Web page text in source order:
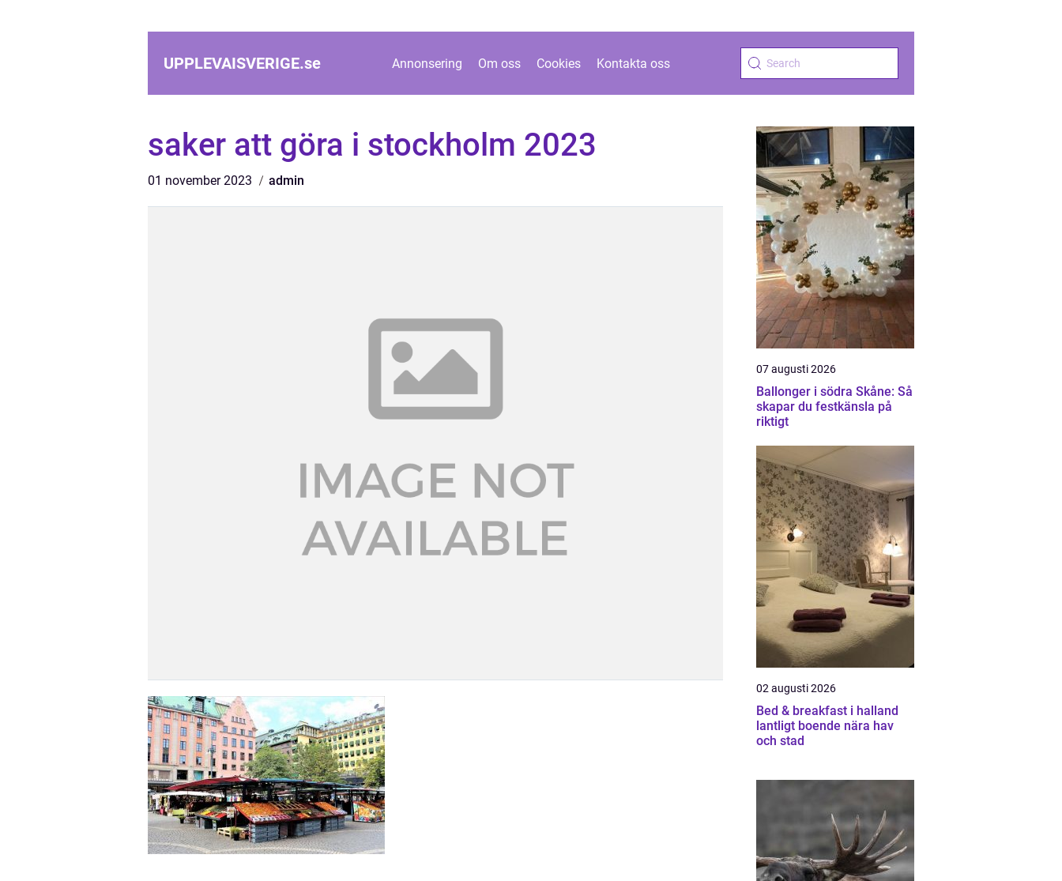
UPPLEVAISVERIGE.se Annonsering Om oss Cookies Kontakta oss
saker att göra i stockholm 2023
01 november 2023 admin
07 augusti 2026
Ballonger i södra Skåne: Så
skapar du festkänsla på
riktigt
02 augusti 2026
Bed & breakfast i halland
lantligt boende nära hav
och stad